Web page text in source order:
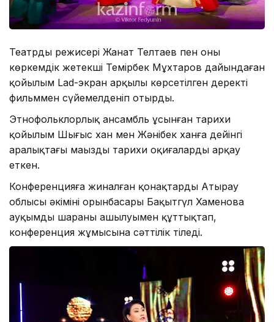
Театрдың режисері Жанат Телтаев пен оның
көркемдік жетекші Темірбек Мұхтаров дайындаған
қойылым Lad-экран арқылы көрсетілген деректі
фильммен сүйемелденіп отырды.
Этнофольклорлық ансамбль ұсынған тарихи
қойылым Шыңғыс хан мен Жәнібек ханға дейінгі
аралықтағы маңызды тарихи оқиғаларды арқау
еткен.
Конференцияға жиналған қонақтарды Атырау
облысы әкімінің орынбасары Бақытгүл Хаменова
ауқымды шараның ашылуымен құттықтап,
конференция жұмысына сәттілік тіледі.